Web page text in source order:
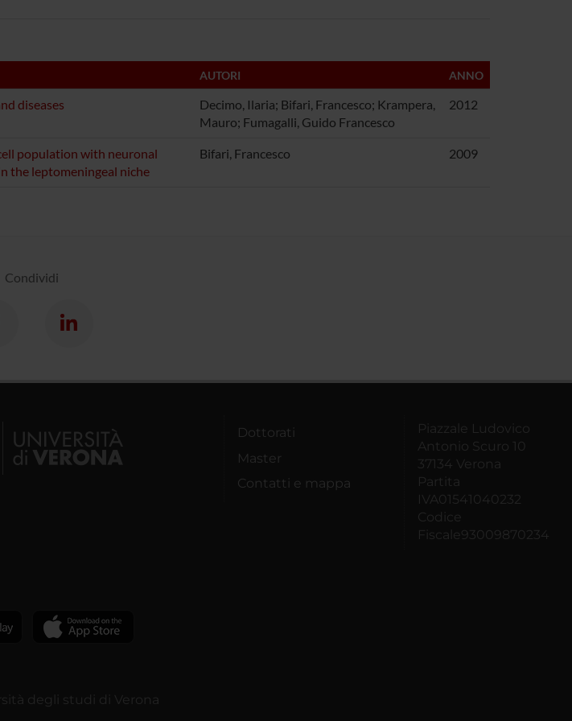
AUTORI ANNO
diseases
Decimo, Ilaria; Bifari, Francesco; Krampera,
Mauro; Fumagalli, Guido Francesco
2012
population with neuronal
the leptomeningeal niche
Bifari, Francesco 2009
Condividi
Dottorati
Master
Contatti e mappa
Piazzale Ludovico
Antonio Scuro 10
37134 Verona
Partita
IVA01541040232
Codice
Fiscale93009870234
degli studi di Verona